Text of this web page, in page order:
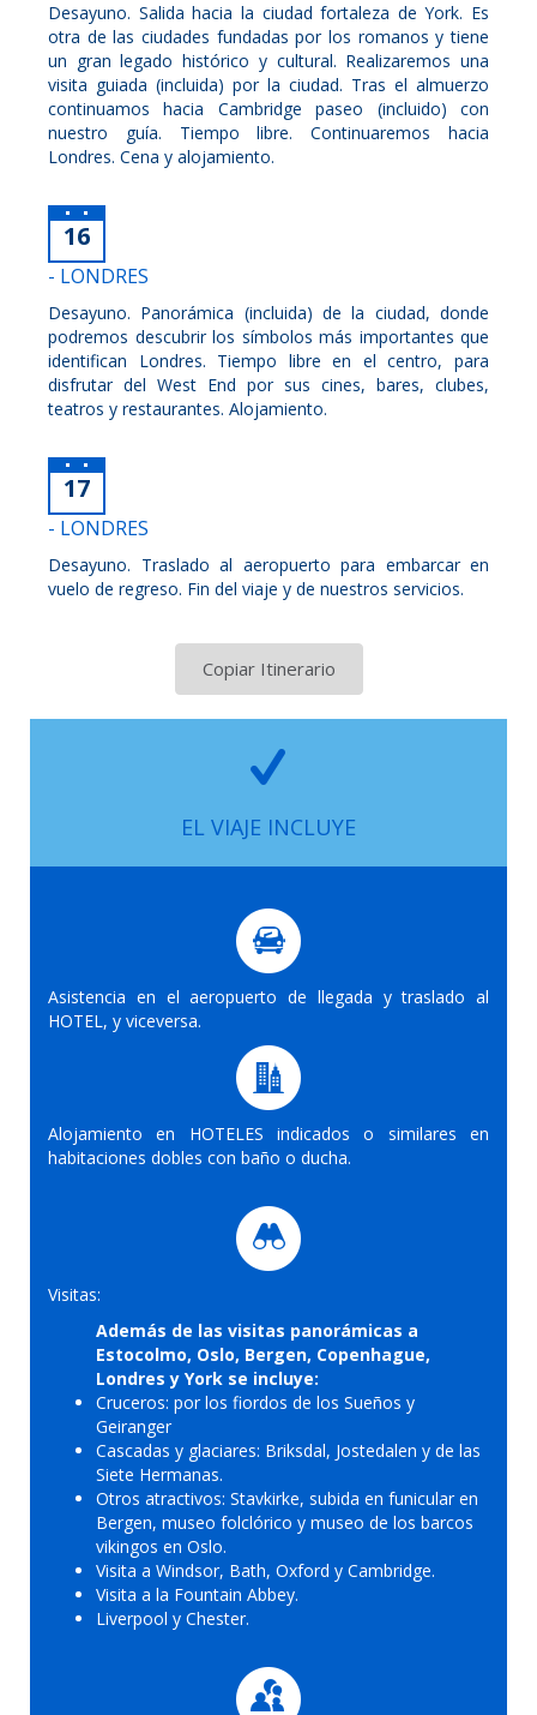
Desayuno. Salida hacia la ciudad fortaleza de York. Es
otra de las ciudades fundadas por los romanos y tiene
un gran legado histórico y cultural. Realizaremos una
visita guiada (incluida) por la ciudad. Tras el almuerzo
continuamos hacia Cambridge paseo (incluido) con
nuestro guía. Tiempo libre. Continuaremos hacia
Londres. Cena y alojamiento.
16
- LONDRES
Desayuno. Panorámica (incluida) de la ciudad, donde
podremos descubrir los símbolos más importantes que
identifican Londres. Tiempo libre en el centro, para
disfrutar del West End por sus cines, bares, clubes,
teatros y restaurantes. Alojamiento.
17
- LONDRES
Desayuno. Traslado al aeropuerto para embarcar en
vuelo de regreso. Fin del viaje y de nuestros servicios.
Copiar Itinerario
EL VIAJE INCLUYE
Asistencia en el aeropuerto de llegada y traslado al
HOTEL, y viceversa.
Alojamiento en HOTELES indicados o similares en
habitaciones dobles con baño o ducha.
Visitas:
Además de las visitas panorámicas a
Estocolmo, Oslo, Bergen, Copenhague,
Londres y York se incluye:
Cruceros: por los fiordos de los Sueños y
Geiranger
Cascadas y glaciares: Briksdal, Jostedalen y de las
Siete Hermanas.
Otros atractivos: Stavkirke, subida en funicular en
Bergen, museo folclórico y museo de los barcos
vikingos en Oslo.
Visita a Windsor, Bath, Oxford y Cambridge.
Visita a la Fountain Abbey.
Liverpool y Chester.